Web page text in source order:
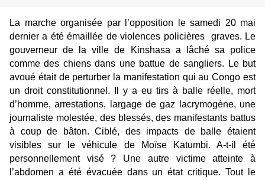
La marche organisée par l’opposition le samedi 20 mai
dernier a été émaillée de violences policières graves. Le
gouverneur de la ville de Kinshasa a lâché sa police
comme des chiens dans une battue de sangliers. Le but
avoué était de perturber la manifestation qui au Congo est
un droit constitutionnel. Il y a eu tirs à balle réelle, mort
d’homme, arrestations, largage de gaz lacrymogène, une
journaliste molestée, des blessés, des manifestants battus
à coup de bâton. Ciblé, des impacts de balle étaient
visibles sur le véhicule de Moïse Katumbi. A-t-il été
personnellement visé ? Une autre victime atteinte à
l’abdomen a été évacuée dans un état critique. Tout le